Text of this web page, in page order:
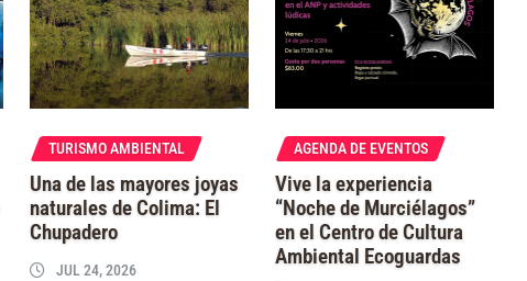
TURISMO AMBIENTAL
Una de las mayores joyas
naturales de Colima: El
Chupadero
JUL 24, 2026
AGENDA DE EVENTOS
Vive la experiencia
“Noche de Murciélagos”
en el Centro de Cultura
Ambiental Ecoguardas